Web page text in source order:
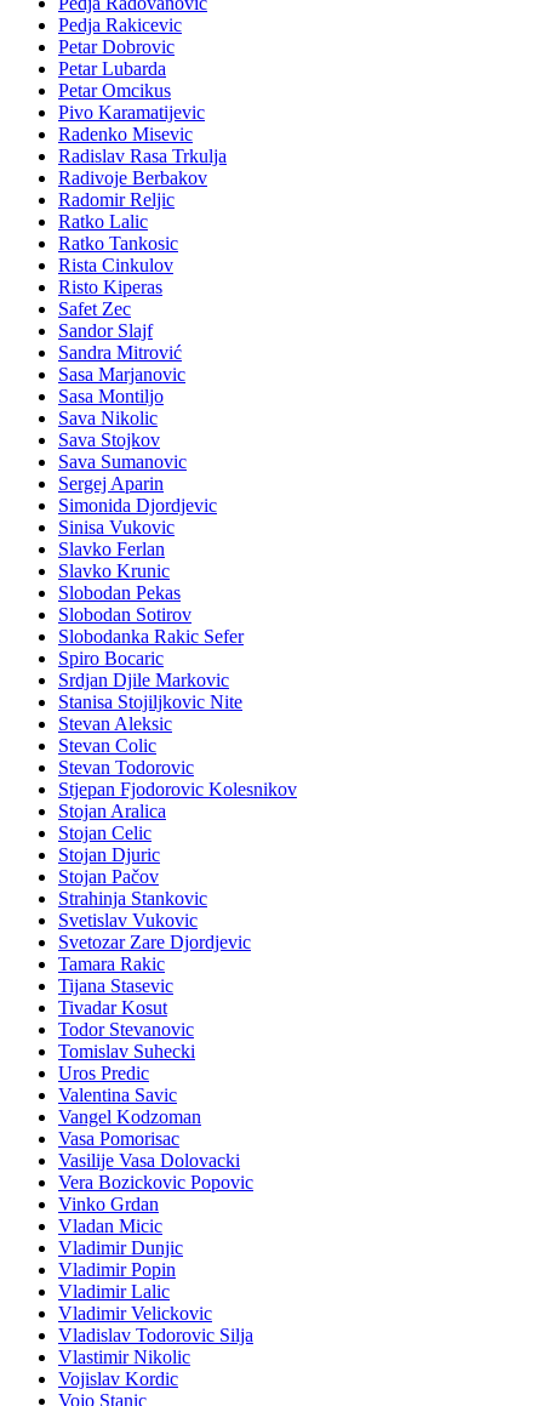
Pedja Rakicevic
Petar Dobrovic
Petar Lubarda
Petar Omcikus
Pivo Karamatijevic
Radenko Misevic
Radislav Rasa Trkulja
Radivoje Berbakov
Radomir Reljic
Ratko Lalic
Ratko Tankosic
Rista Cinkulov
Risto Kiperas
Safet Zec
Sandor Slajf
Sandra Mitrović
Sasa Marjanovic
Sasa Montiljo
Sava Nikolic
Sava Stojkov
Sava Sumanovic
Sergej Aparin
Simonida Djordjevic
Sinisa Vukovic
Slavko Ferlan
Slavko Krunic
Slobodan Pekas
Slobodan Sotirov
Slobodanka Rakic Sefer
Spiro Bocaric
Srdjan Djile Markovic
Stanisa Stojiljkovic Nite
Stevan Aleksic
Stevan Colic
Stevan Todorovic
Stjepan Fjodorovic Kolesnikov
Stojan Aralica
Stojan Celic
Stojan Djuric
Stojan Pačov
Strahinja Stankovic
Svetislav Vukovic
Svetozar Zare Djordjevic
Tamara Rakic
Tijana Stasevic
Tivadar Kosut
Todor Stevanovic
Tomislav Suhecki
Uros Predic
Valentina Savic
Vangel Kodzoman
Vasa Pomorisac
Vasilije Vasa Dolovacki
Vera Bozickovic Popovic
Vinko Grdan
Vladan Micic
Vladimir Dunjic
Vladimir Popin
Vladimir Lalic
Vladimir Velickovic
Vladislav Todorovic Silja
Vlastimir Nikolic
Vojislav Kordic
Vojo Stanic